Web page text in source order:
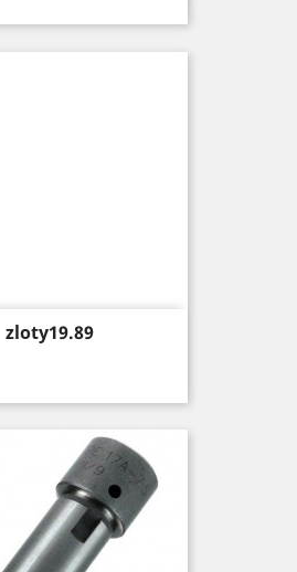
Price
zloty19.89